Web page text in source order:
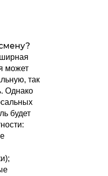
может
так
Однако
будет